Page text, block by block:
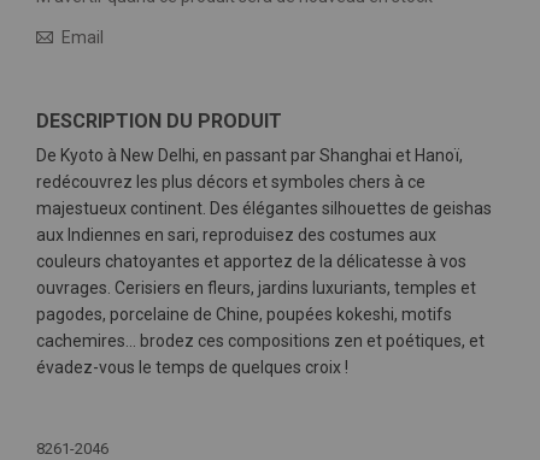
Email
DESCRIPTION DU PRODUIT
De Kyoto à New Delhi, en passant par Shanghai et Hanoï,
redécouvrez les plus décors et symboles chers à ce
majestueux continent. Des élégantes silhouettes de geishas
aux Indiennes en sari, reproduisez des costumes aux
couleurs chatoyantes et apportez de la délicatesse à vos
ouvrages. Cerisiers en fleurs, jardins luxuriants, temples et
pagodes, porcelaine de Chine, poupées kokeshi, motifs
cachemires… brodez ces compositions zen et poétiques, et
évadez-vous le temps de quelques croix !
d'infos
8261-2046